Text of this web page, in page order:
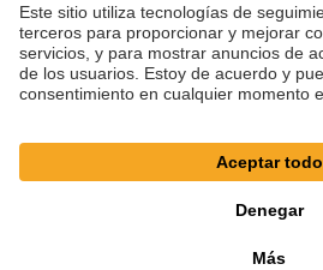
Configuración de cookies
Términos y condiciones